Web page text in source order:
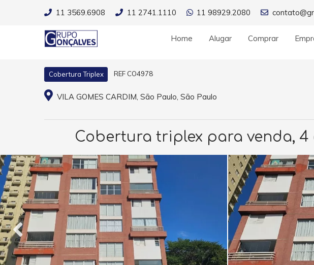
11 3569.6908 11 2741.1110 11 98929.2080
Home Alugar Comprar
Cobertura Triplex REF CO4978
VILA GOMES CARDIM, São Paulo, São Paulo
Cobertura triplex para venda, 4